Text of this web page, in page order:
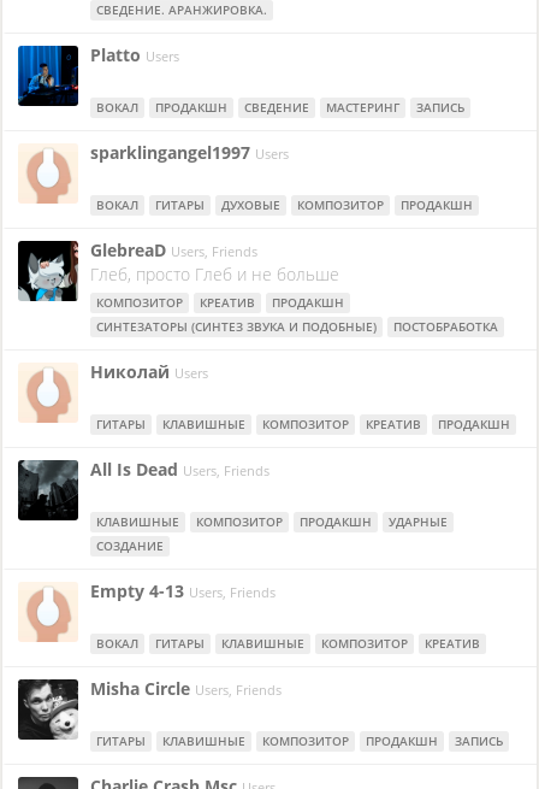
СВЕДЕНИЕ. АРАНЖИРОВКА.
Platto Users
ВОКАЛ ПРОДАКШН СВЕДЕНИЕ МАСТЕРИНГ ЗАПИСЬ
sparklingangel1997 Users
ВОКАЛ ГИТАРЫ ДУХОВЫЕ КОМПОЗИТОР ПРОДАКШН
GlebreaD Users, Friends
Глеб, просто Глеб и не больше
КОМПОЗИТОР КРЕАТИВ
ПРОДАКШН
СИНТЕЗАТОРЫ (СИНТЕЗ ЗВУКА И ПОДОБНЫЕ)
ПОСТОБРАБОТКА
Николай Users
ГИТАРЫ КЛАВИШНЫЕ КОМПОЗИТОР КРЕАТИВ ПРОДАКШН
All Is Dead Users, Friends
КЛАВИШНЫЕ КОМПОЗИТОР ПРОДАКШН
УДАРНЫЕ
СОЗДАНИЕ
Empty 4-13 Users, Friends
ВОКАЛ ГИТАРЫ КЛАВИШНЫЕ КОМПОЗИТОР КРЕАТИВ
Misha Circle Users, Friends
ГИТАРЫ КЛАВИШНЫЕ КОМПОЗИТОР ПРОДАКШН ЗАПИСЬ